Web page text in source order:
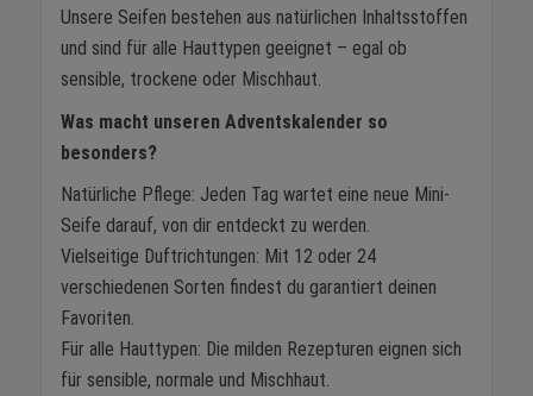
Unsere Seifen bestehen aus natürlichen Inhaltsstoffen
und sind für alle Hauttypen geeignet – egal ob
sensible, trockene oder Mischhaut.
Was macht unseren Adventskalender so
besonders?
Natürliche Pflege: Jeden Tag wartet eine neue Mini-
Seife darauf, von dir entdeckt zu werden.
Vielseitige Duftrichtungen: Mit 12 oder 24
verschiedenen Sorten findest du garantiert deinen
Favoriten.
Für alle Hauttypen: Die milden Rezepturen eignen sich
für sensible, normale und Mischhaut.